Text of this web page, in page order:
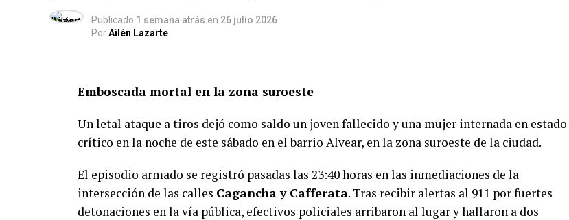
Publicado 1 semana atrás en 26 julio 2026
PorAilén Lazarte
Emboscada mortal en la zona suroeste
Un letal ataque a tiros dejó como saldo un joven fallecido y una mujer internada en estado
crítico en la noche de este sábado en el barrio Alvear, en la zona suroeste de la ciudad.
El episodio armado se registró pasadas las 23:40 horas en las inmediaciones de la
intersección de las calles Cagancha y Cafferata. Tras recibir alertas al 911 por fuertes
detonaciones en la vía pública, efectivos policiales arribaron al lugar y hallaron a dos